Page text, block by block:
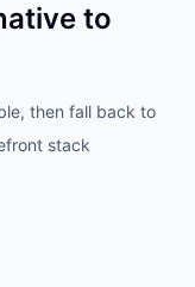
to
then fall back to
stack